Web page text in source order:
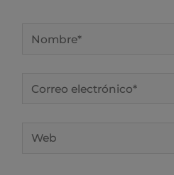
Nombre*
Correo
Web